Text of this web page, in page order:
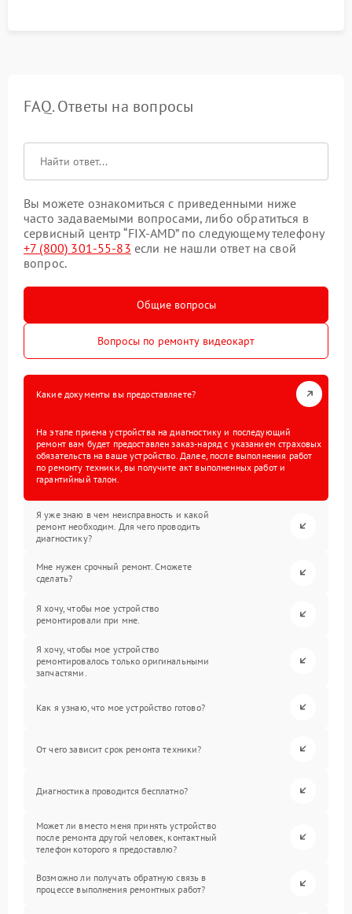
FAQ. Ответы на вопросы
Вы можете ознакомиться с приведенными ниже
часто задаваемыми вопросами, либо обратиться в
сервисный центр “FIX-AMD” по следующему телефону
+7 (800) 301-55-83 если не нашли ответ на свой
вопрос.
Общие вопросы
Вопросы по ремонту видеокарт
Какие документы вы предоставляете?
На этапе приема устройства на диагностику и последующий
ремонт вам будет предоставлен заказ-наряд с указанием страховых
обязательств на ваше устройство. Далее, после выполнения работ
по ремонту техники, вы получите акт выполненных работ и
гарантийный талон.
Я уже знаю в чем неисправность и какой
ремонт необходим. Для чего проводить
диагностику?
Мне нужен срочный ремонт. Сможете
сделать?
Я хочу, чтобы мое устройство
ремонтировали при мне.
Я хочу, чтобы мое устройство
ремонтировалось только оригинальными
запчастями.
Как я узнаю, что мое устройство готово?
От чего зависит срок ремонта техники?
Диагностика проводится бесплатно?
Может ли вместо меня принять устройство
после ремонта другой человек, контактный
телефон которого я предоставлю?
Возможно ли получать обратную связь в
процессе выполнения ремонтных работ?